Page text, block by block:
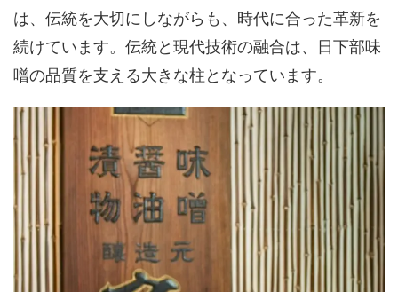
は、伝統を大切にしながらも、時代に合った革新を
続けています。伝統と現代技術の融合は、日下部味
噌の品質を支える大きな柱となっています。